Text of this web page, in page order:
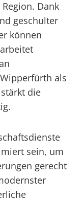
Dank
geschulter
können
als
die
sein, um
gerecht